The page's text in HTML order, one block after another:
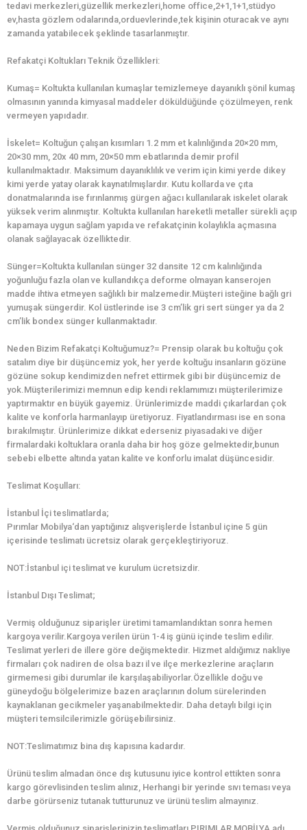
tedavi merkezleri,güzellik merkezleri,home office,2+1,1+1,stüdyo
ev,hasta gözlem odalarında,orduevlerinde,tek kişinin oturacak ve aynı
zamanda yatabilecek şeklinde tasarlanmıştır.
Refakatçi Koltukları Teknik Özellikleri:
Kumaş= Koltukta kullanılan kumaşlar temizlemeye dayanıklı şönil kumaş
olmasının yanında kimyasal maddeler döküldüğünde çözülmeyen, renk
vermeyen yapıdadır.
İskelet= Koltuğun çalışan kısımları 1.2 mm et kalınlığında 20×20 mm,
20×30 mm, 20x 40 mm, 20×50 mm ebatlarında demir profil
kullanılmaktadır. Maksimum dayanıklılık ve verim için kimi yerde dikey
kimi yerde yatay olarak kaynatılmışlardır. Kutu kollarda ve çıta
donatmalarında ise fırınlanmış gürgen ağacı kullanılarak iskelet olarak
yüksek verim alınmıştır. Koltukta kullanılan hareketli metaller sürekli açıp
kapamaya uygun sağlam yapıda ve refakatçinin kolaylıkla açmasına
olanak sağlayacak özelliktedir.
Sünger=Koltukta kullanılan sünger 32 dansite 12 cm kalınlığında
yoğunluğu fazla olan ve kullandıkça deforme olmayan kanserojen
madde ihtiva etmeyen sağlıklı bir malzemedir.Müşteri isteğine bağlı gri
yumuşak süngerdir. Kol üstlerinde ise 3 cm’lik gri sert sünger ya da 2
cm’lik bondex sünger kullanmaktadır.
Neden Bizim Refakatçi Koltuğumuz?= Prensip olarak bu koltuğu çok
satalım diye bir düşüncemiz yok, her yerde koltuğu insanların gözüne
gözüne sokup kendimizden nefret ettirmek gibi bir düşüncemiz de
yok.Müşterilerimizi memnun edip kendi reklamımızı müşterilerimize
yaptırmaktır en büyük gayemiz. Ürünlerimizde maddi çıkarlardan çok
kalite ve konforla harmanlayıp üretiyoruz. Fiyatlandırması ise en sona
bırakılmıştır. Ürünlerimize dikkat ederseniz piyasadaki ve diğer
firmalardaki koltuklara oranla daha bir hoş göze gelmektedir,bunun
sebebi elbette altında yatan kalite ve konforlu imalat düşüncesidir.
Teslimat Koşulları:
İstanbul İçi teslimatlarda;
Pırımlar Mobilya‘dan yaptığınız alışverişlerde İstanbul içine 5 gün
içerisinde teslimatı ücretsiz olarak gerçekleştiriyoruz.
NOT:İstanbul içi teslimat ve kurulum ücretsizdir.
İstanbul Dışı Teslimat;
Vermiş olduğunuz siparişler üretimi tamamlandıktan sonra hemen
kargoya verilir.Kargoya verilen ürün 1-4 iş günü içinde teslim edilir.
Teslimat yerleri de illere göre değişmektedir. Hizmet aldığımız nakliye
firmaları çok nadiren de olsa bazı il ve ilçe merkezlerine araçların
girmemesi gibi durumlar ile karşılaşabiliyorlar.Özellikle doğu ve
güneydoğu bölgelerimize bazen araçlarının dolum sürelerinden
kaynaklanan gecikmeler yaşanabilmektedir. Daha detaylı bilgi için
müşteri temsilcilerimizle görüşebilirsiniz.
NOT:Teslimatımız bina dış kapısına kadardır.
Ürünü teslim almadan önce dış kutusunu iyice kontrol ettikten sonra
kargo görevlisinden teslim alınız, Herhangi bir yerinde sıvı teması veya
darbe görürseniz tutanak tutturunuz ve ürünü teslim almayınız.